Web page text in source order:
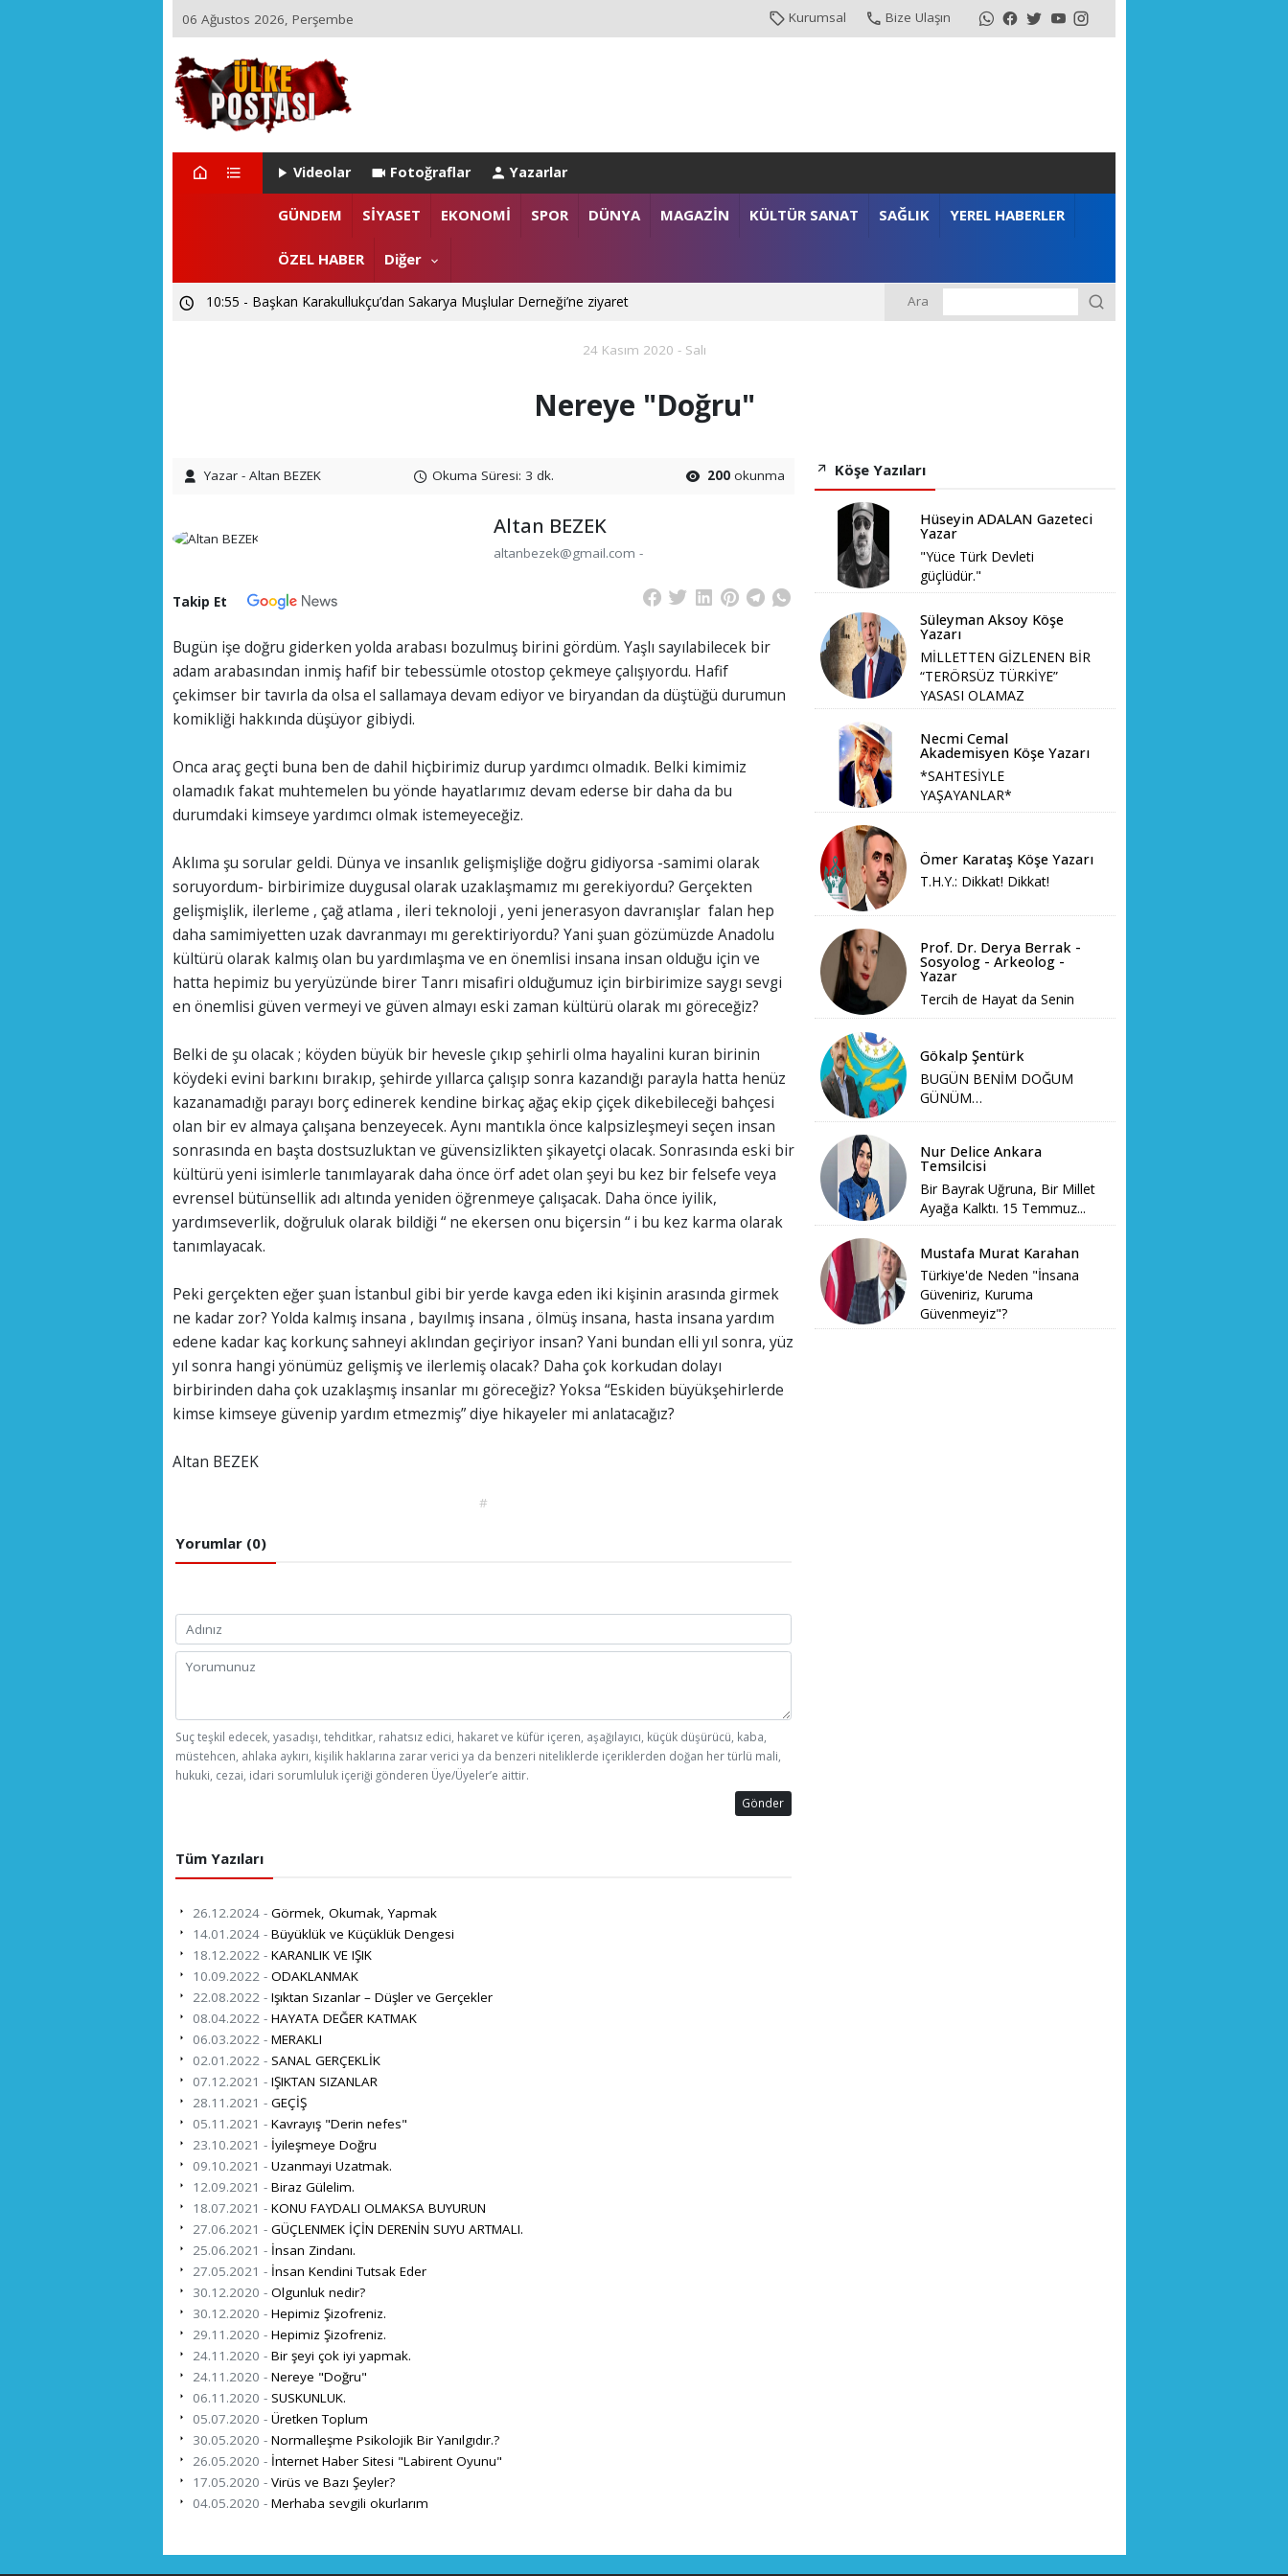
06 Ağustos 2026, Perşembe Kurumsal Bize Ulaşın
Videolar Fotoğraflar Yazarlar
GÜNDEM SİYASET EKONOMİ SPOR DÜNYA MAGAZİN KÜLTÜR SANAT SAĞLIK YEREL HABERLER
ÖZEL HABER Diğer
10:55 - Başkan Karakullukçu’dan Sakarya Muşlular Derneği’ne ziyaret Ara
24 Kasım 2020 - Salı
Nereye "Doğru"
Yazar - Altan BEZEK Okuma Süresi: 3 dk. 200 okunma
Altan BEZEK
altanbezek@gmail.com -
Takip Et
Bugün işe doğru giderken yolda arabası bozulmuş birini gördüm. Yaşlı sayılabilecek bir
adam arabasından inmiş hafif bir tebessümle otostop çekmeye çalışıyordu. Hafif
çekimser bir tavırla da olsa el sallamaya devam ediyor ve biryandan da düştüğü durumun
komikliği hakkında düşüyor gibiydi.
Onca araç geçti buna ben de dahil hiçbirimiz durup yardımcı olmadık. Belki kimimiz
olamadık fakat muhtemelen bu yönde hayatlarımız devam ederse bir daha da bu
durumdaki kimseye yardımcı olmak istemeyeceğiz.
Aklıma şu sorular geldi. Dünya ve insanlık gelişmişliğe doğru gidiyorsa -samimi olarak
soruyordum- birbirimize duygusal olarak uzaklaşmamız mı gerekiyordu? Gerçekten
gelişmişlik, ilerleme , çağ atlama , ileri teknoloji , yeni jenerasyon davranışlar falan hep
daha samimiyetten uzak davranmayı mı gerektiriyordu? Yani şuan gözümüzde Anadolu
kültürü olarak kalmış olan bu yardımlaşma ve en önemlisi insana insan olduğu için ve
hatta hepimiz bu yeryüzünde birer Tanrı misafiri olduğumuz için birbirimize saygı sevgi
en önemlisi güven vermeyi ve güven almayı eski zaman kültürü olarak mı göreceğiz?
Belki de şu olacak ; köyden büyük bir hevesle çıkıp şehirli olma hayalini kuran birinin
köydeki evini barkını bırakıp, şehirde yıllarca çalışıp sonra kazandığı parayla hatta henüz
kazanamadığı parayı borç edinerek kendine birkaç ağaç ekip çiçek dikebileceği bahçesi
olan bir ev almaya çalışana benzeyecek. Aynı mantıkla önce kalpsizleşmeyi seçen insan
sonrasında en başta dostsuzluktan ve güvensizlikten şikayetçi olacak. Sonrasında eski bir
kültürü yeni isimlerle tanımlayarak daha önce örf adet olan şeyi bu kez bir felsefe veya
evrensel bütünsellik adı altında yeniden öğrenmeye çalışacak. Daha önce iyilik,
yardımseverlik, doğruluk olarak bildiği “ ne ekersen onu biçersin “ i bu kez karma olarak
tanımlayacak.
Peki gerçekten eğer şuan İstanbul gibi bir yerde kavga eden iki kişinin arasında girmek
ne kadar zor? Yolda kalmış insana , bayılmış insana , ölmüş insana, hasta insana yardım
edene kadar kaç korkunç sahneyi aklından geçiriyor insan? Yani bundan elli yıl sonra, yüz
yıl sonra hangi yönümüz gelişmiş ve ilerlemiş olacak? Daha çok korkudan dolayı
birbirinden daha çok uzaklaşmış insanlar mı göreceğiz? Yoksa “Eskiden büyükşehirlerde
kimse kimseye güvenip yardım etmezmiş” diye hikayeler mi anlatacağız?
Altan BEZEK
#
Yorumlar (0)
Suç teşkil edecek, yasadışı, tehditkar, rahatsız edici, hakaret ve küfür içeren, aşağılayıcı, küçük düşürücü, kaba,
müstehcen, ahlaka aykırı, kişilik haklarına zarar verici ya da benzeri niteliklerde içeriklerden doğan her türlü mali,
hukuki, cezai, idari sorumluluk içeriği gönderen Üye/Üyeler’e aittir.
Gönder
Tüm Yazıları
26.12.2024 - Görmek, Okumak, Yapmak
14.01.2024 - Büyüklük ve Küçüklük Dengesi
18.12.2022 - KARANLIK VE IŞIK
10.09.2022 - ODAKLANMAK
22.08.2022 - Işıktan Sızanlar – Düşler ve Gerçekler
08.04.2022 - HAYATA DEĞER KATMAK
06.03.2022 - MERAKLI
02.01.2022 - SANAL GERÇEKLİK
07.12.2021 - IŞIKTAN SIZANLAR
28.11.2021 - GEÇİŞ
05.11.2021 - Kavrayış "Derin nefes"
23.10.2021 - İyileşmeye Doğru
09.10.2021 - Uzanmayi Uzatmak.
12.09.2021 - Biraz Gülelim.
18.07.2021 - KONU FAYDALI OLMAKSA BUYURUN
27.06.2021 - GÜÇLENMEK İÇİN DERENİN SUYU ARTMALI.
25.06.2021 - İnsan Zindanı.
27.05.2021 - İnsan Kendini Tutsak Eder
30.12.2020 - Olgunluk nedir?
30.12.2020 - Hepimiz Şizofreniz.
29.11.2020 - Hepimiz Şizofreniz.
24.11.2020 - Bir şeyi çok iyi yapmak.
24.11.2020 - Nereye "Doğru"
06.11.2020 - SUSKUNLUK.
05.07.2020 - Üretken Toplum
30.05.2020 - Normalleşme Psikolojik Bir Yanılgıdır.?
26.05.2020 - İnternet Haber Sitesi "Labirent Oyunu"
17.05.2020 - Virüs ve Bazı Şeyler?
04.05.2020 - Merhaba sevgili okurlarım
Köşe Yazıları
Hüseyin ADALAN Gazeteci
Yazar
"Yüce Türk Devleti
güçlüdür."
Süleyman Aksoy Köşe
Yazarı
MİLLETTEN GİZLENEN BİR
“TERÖRSÜZ TÜRKİYE”
YASASI OLAMAZ
Necmi Cemal
Akademisyen Köşe Yazarı
*SAHTESİYLE
YAŞAYANLAR*
Ömer Karataş Köşe Yazarı
T.H.Y.: Dikkat! Dikkat!
Prof. Dr. Derya Berrak -
Sosyolog - Arkeolog -
Yazar
Tercih de Hayat da Senin
Gökalp Şentürk
BUGÜN BENİM DOĞUM
GÜNÜM…
Nur Delice Ankara
Temsilcisi
Bir Bayrak Uğruna, Bir Millet
Ayağa Kalktı. 15 Temmuz...
Mustafa Murat Karahan
Türkiye'de Neden "İnsana
Güveniriz, Kuruma
Güvenmeyiz"?